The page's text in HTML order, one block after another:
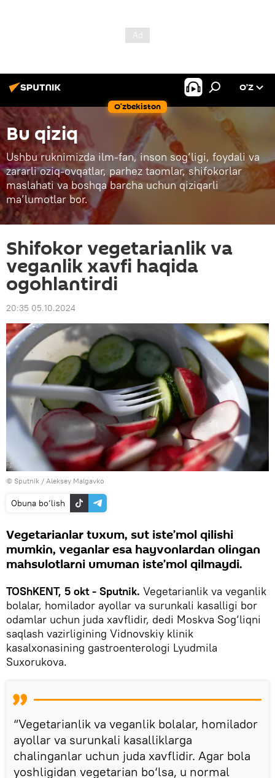
O‘zbekiston
O’Z
Bu qiziq
Ushbu ruknimizda ilm-fan, inson sog‘ligi, foydali va
zararli oziq-ovqatlar, parhez taomlar, shifokorlar
maslahati va boshqa barcha uchun qiziqarli
ma’lumotlar bor.
Shifokor vegetarianlik va
veganlik xavfi haqida
ogohlantirdi
20:35 05.10.2024
© Sputnik / Aleksey Malgavko
Obuna bo‘lish
Vegetarianlar tuxum, sut iste’mol qilishi
mumkin, veganlar esa hayvonlardan olingan
mahsulotlarni umuman iste’mol qilmaydi.
TOShKENT, 5 okt - Sputnik. Vegetarianlik va veganlik
bolalar, homilador ayollar va surunkali kasalligi bor
odamlar uchun juda xavflidir, dedi Moskva Sog‘liqni
saqlash vazirligining Vidnovskiy klinik
kasalxonasining gastroenterologi Lyudmila
Suxorukova.
“Vegetarianlik va veganlik bolalar, homilador
ayollar va surunkali kasalliklarga
chalinganlar uchun juda xavflidir. Agar bola
yoshligidan vegetarian bo‘lsa, u normal